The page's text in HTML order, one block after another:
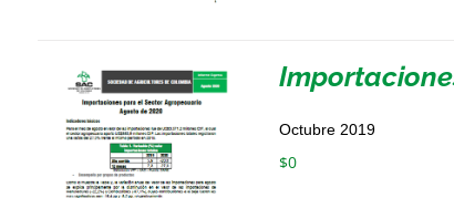
Octubre 2019
$0